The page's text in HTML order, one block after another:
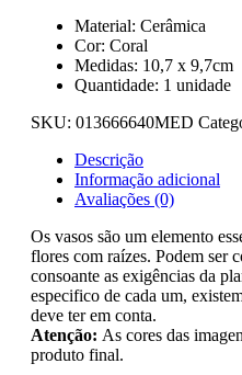
Material: Cerâmica
Cor: Coral
Medidas: 10,7 x 9,7cm
Quantidade: 1 unidade
SKU: 013666640MED
Descrição
Informação adicional
Avaliações (0)
Os vasos são um elemento
flores com raízes. Podem ser
consoante as exigências da
especifico de cada um,
deve ter em conta.
Atenção: As cores das
produto final.